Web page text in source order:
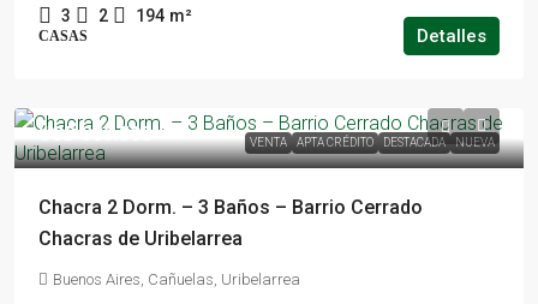
3 2 194 m²
CASAS Detalles
VENTA APTA CRÉDITO DESTACADA NUEVA
USD 339.500
Chacra 2 Dorm. – 3 Baños – Barrio Cerrado
Chacras de Uribelarrea
Buenos Aires, Cañuelas, Uribelarrea